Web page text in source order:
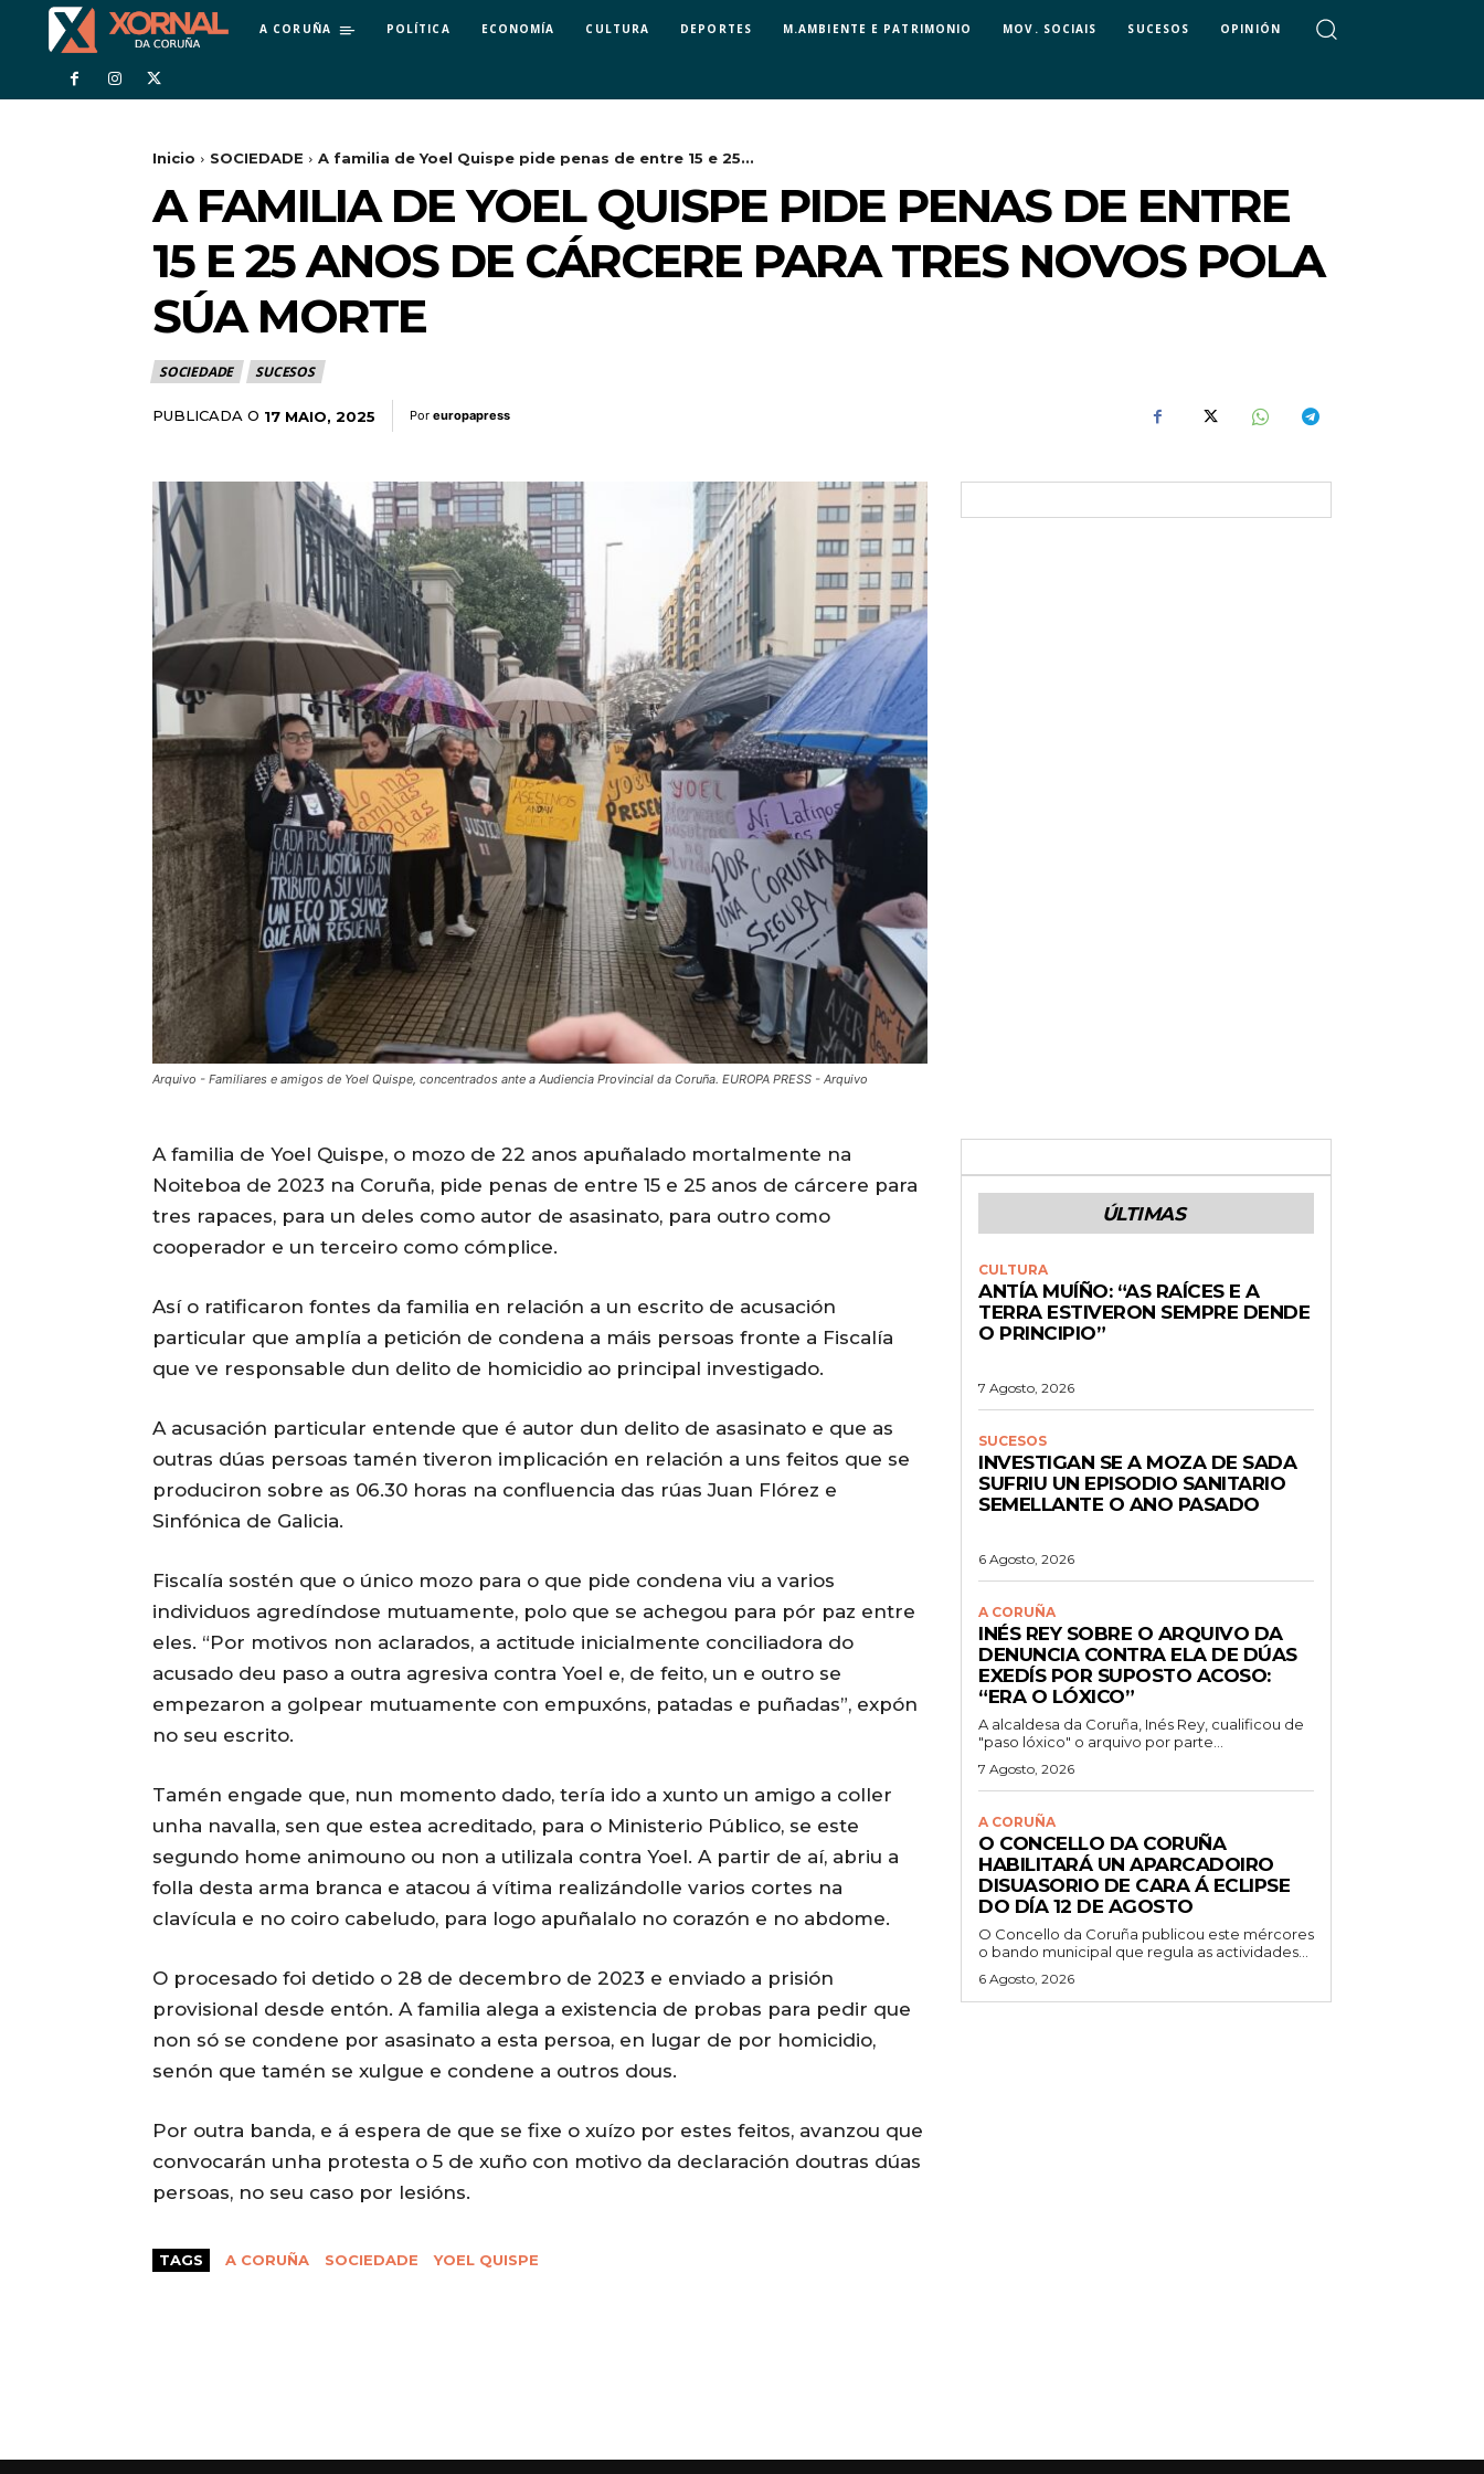
A CORUÑA POLÍTICA ECONOMÍA CULTURA DEPORTES M.AMBIENTE E PATRIMONIO MOV. SOCIAIS SUCESOS OPINIÓN
Inicio SOCIEDADE A familia de Yoel Quispe pide penas de entre 15 e 25...
A FAMILIA DE YOEL QUISPE PIDE PENAS DE ENTRE
15 E 25 ANOS DE CÁRCERE PARA TRES NOVOS POLA
SÚA MORTE
SOCIEDADE SUCESOS
PUBLICADA O 17 MAIO, 2025 Por europapress
Arquivo - Familiares e amigos de Yoel Quispe, concentrados ante a Audiencia Provincial da Coruña. EUROPA PRESS - Arquivo
A familia de Yoel Quispe, o mozo de 22 anos apuñalado mortalmente na
Noiteboa de 2023 na Coruña, pide penas de entre 15 e 25 anos de cárcere para
tres rapaces, para un deles como autor de asasinato, para outro como
cooperador e un terceiro como cómplice.
Así o ratificaron fontes da familia en relación a un escrito de acusación
particular que amplía a petición de condena a máis persoas fronte a Fiscalía
que ve responsable dun delito de homicidio ao principal investigado.
A acusación particular entende que é autor dun delito de asasinato e que as
outras dúas persoas tamén tiveron implicación en relación a uns feitos que se
produciron sobre as 06.30 horas na confluencia das rúas Juan Flórez e
Sinfónica de Galicia.
Fiscalía sostén que o único mozo para o que pide condena viu a varios
individuos agredíndose mutuamente, polo que se achegou para pór paz entre
eles. “Por motivos non aclarados, a actitude inicialmente conciliadora do
acusado deu paso a outra agresiva contra Yoel e, de feito, un e outro se
empezaron a golpear mutuamente con empuxóns, patadas e puñadas”, expón
no seu escrito.
Tamén engade que, nun momento dado, tería ido a xunto un amigo a coller
unha navalla, sen que estea acreditado, para o Ministerio Público, se este
segundo home animouno ou non a utilizala contra Yoel. A partir de aí, abriu a
folla desta arma branca e atacou á vítima realizándolle varios cortes na
clavícula e no coiro cabeludo, para logo apuñalalo no corazón e no abdome.
O procesado foi detido o 28 de decembro de 2023 e enviado a prisión
provisional desde entón. A familia alega a existencia de probas para pedir que
non só se condene por asasinato a esta persoa, en lugar de por homicidio,
senón que tamén se xulgue e condene a outros dous.
Por outra banda, e á espera de que se fixe o xuízo por estes feitos, avanzou que
convocarán unha protesta o 5 de xuño con motivo da declaración doutras dúas
persoas, no seu caso por lesións.
TAGS A CORUÑA SOCIEDADE YOEL QUISPE
ÚLTIMAS
CULTURA
ANTÍA MUÍÑO: “AS RAÍCES E A
TERRA ESTIVERON SEMPRE DENDE
O PRINCIPIO”
7 Agosto, 2026
SUCESOS
INVESTIGAN SE A MOZA DE SADA
SUFRIU UN EPISODIO SANITARIO
SEMELLANTE O ANO PASADO
6 Agosto, 2026
A CORUÑA
INÉS REY SOBRE O ARQUIVO DA
DENUNCIA CONTRA ELA DE DÚAS
EXEDÍS POR SUPOSTO ACOSO:
“ERA O LÓXICO”
A alcaldesa da Coruña, Inés Rey, cualificou de
"paso lóxico" o arquivo por parte...
7 Agosto, 2026
A CORUÑA
O CONCELLO DA CORUÑA
HABILITARÁ UN APARCADOIRO
DISUASORIO DE CARA Á ECLIPSE
DO DÍA 12 DE AGOSTO
O Concello da Coruña publicou este mércores
o bando municipal que regula as actividades...
6 Agosto, 2026